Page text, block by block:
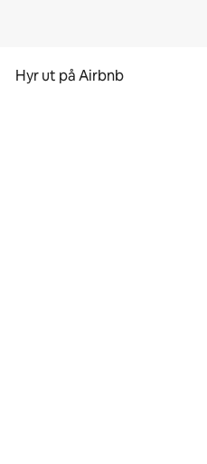
Hyr ut på Airbnb